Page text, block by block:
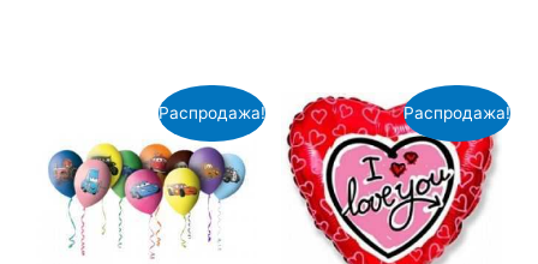
Распродажа! Распродажа!